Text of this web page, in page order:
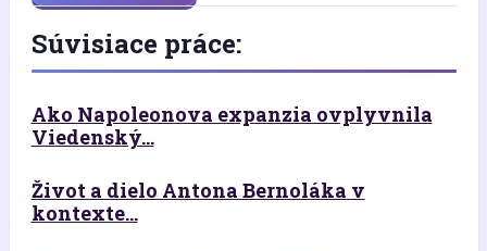
Súvisiace práce:
Ako Napoleonova expanzia ovplyvnila
Viedenský...
Život a dielo Antona Bernoláka v
kontexte...